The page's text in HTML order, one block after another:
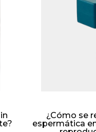
¿Cómo se
espermática